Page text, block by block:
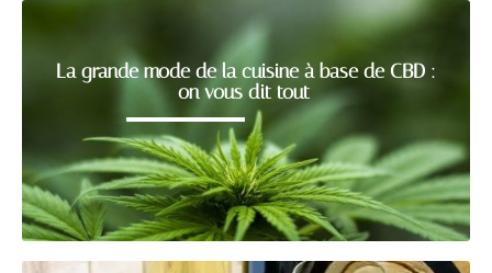
La grande mode de la cuisine à base de CBD :
on vous dit tout